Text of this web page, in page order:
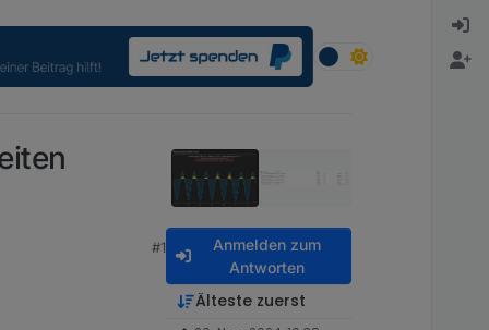
#1
Anmelden zum
Antworten
Älteste zuerst